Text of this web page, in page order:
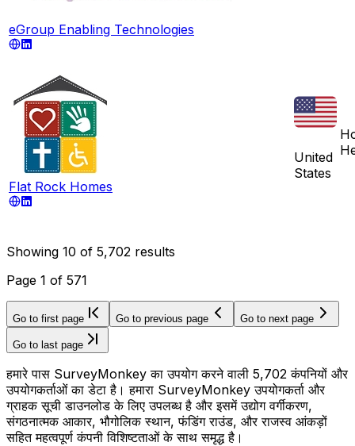
eGroup Enabling Technologies
Flat Rock Homes
United
States
Showing 10 of 5,702 results
Page 1 of 571
Go to first page Go to previous page Go to next page
Go to last page
हमारे पास SurveyMonkey का उपयोग करने वाली 5,702 कंपनियों और
उपयोगकर्ताओं का डेटा है। हमारा SurveyMonkey उपयोगकर्ता और
ग्राहक सूची डाउनलोड के लिए उपलब्ध है और इसमें उद्योग वर्गीकरण,
संगठनात्मक आकार, भौगोलिक स्थान, फंडिंग राउंड, और राजस्व आंकड़ों
सहित महत्वपूर्ण कंपनी विशिष्टताओं के साथ समृद्ध है।